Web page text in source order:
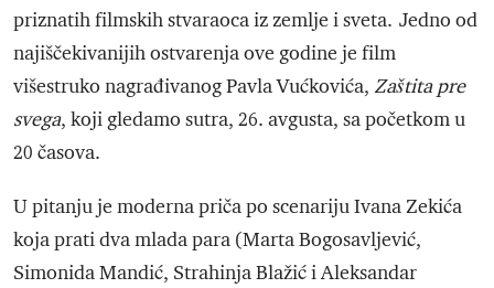
priznatih filmskih stvaraoca iz zemlje i sveta. Jedno od
najiščekivanijih ostvarenja ove godine je film
višestruko nagrađivanog Pavla Vućkovića, Zaštita pre
svega, koji gledamo sutra, 26. avgusta, sa početkom u
20 časova.
U pitanju je moderna priča po scenariju Ivana Zekića
koja prati dva mlada para (Marta Bogosavljević,
Simonida Mandić, Strahinja Blažić i Aleksandar